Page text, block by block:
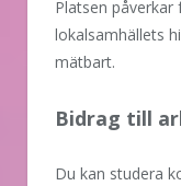
Platsen påverkar
lokalsamhällets
mätbart.
Bidrag till
Du kan studera